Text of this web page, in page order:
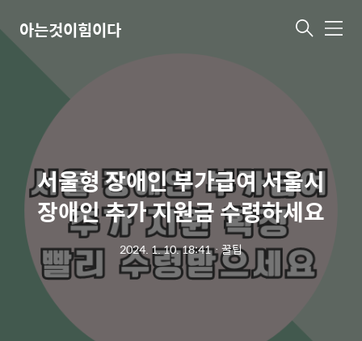
아는것이힘이다 메
서울형 장애인 부가급여 서울시
장애인 추가 지원금 수령하세요
2024. 1. 10. 18:41ㆍ꿀팁